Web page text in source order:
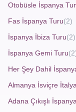
Bulgaristan’ın
Sofya’dan
Varna’nın sahil
şehirlerine
keşfedebilirsiniz.
Otobüsle İspanya
Fas İspanya Turu(2)
İspanya İbiza Turu(2)
İspanya Gemi Turu
Her Şey Dahil
Almanya İsviçre
Adana Çıkışlı